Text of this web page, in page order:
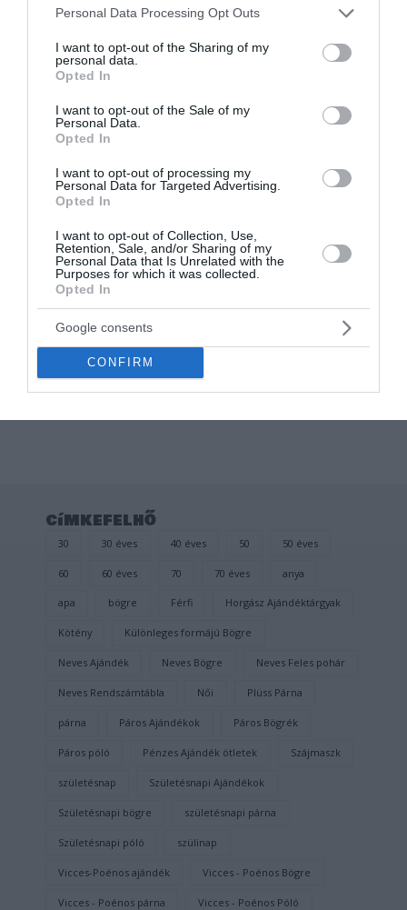
Please note that this website/app uses one or more Google
not limited to your visit or usage behaviour. You may click to
grant or deny consent to Google and its third-party tags to
use your data for below specified purposes in below Google
consent section.
Personal Data Processing Opt Outs
I want to opt-out of the Sharing of my
personal data.
Opted In
I want to opt-out of the Sale of my
Personal Data.
Opted In
I want to opt-out of processing my
Personal Data for Targeted Advertising.
Opted In
I want to opt-out of Collection, Use,
Retention, Sale, and/or Sharing of my
Personal Data that Is Unrelated with the
Purposes for which it was collected.
Opted In
Google consents
CONFIRM
VICCES FELIRATOS
A LEGKEMÉNYEBB
MOTOROS TUSFÜRDŐJE
VICCES FELIRATTAL
/
címkefelhő
30 30 éves 40 éves 50 50 éves
60 60 éves 70 70 éves anya
apa bögre Férfi Horgász Ajándéktárgyak
Kötény Különleges formájú Bögre
Neves Ajándék Neves Bögre Neves Feles pohár
Neves Rendszámtábla Női Plüss Párna
párna Páros Ajándékok Páros Bögrék
Páros póló Pénzes Ajándék ötletek Szájmaszk
születésnap Születésnapi Ajándékok
Születésnapi bögre születésnapi párna
Születésnapi póló szülinap
Vicces-Poénos ajándék Vicces - Poénos Bögre
Vicces - Poénos párna Vicces - Poénos Póló